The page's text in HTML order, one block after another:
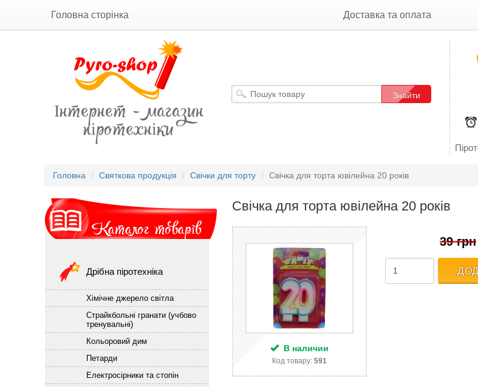
Головна сторінка Доставка та оплата
Інтернет - магазин
піротехніки
Знайти
Головна Святкова продукція Свічки для торту Свічка для торта ювілейна 20 років
Каталог товарів
Дрібна піротехніка
Хімічне джерело світла
Страйкбольні гранати (учбово
тренувальні)
Кольоровий дим
Петарди
Електросірники та стопін
Свічка для торта ювілейна 20 років
В наличии
Код товару:591
39 грн